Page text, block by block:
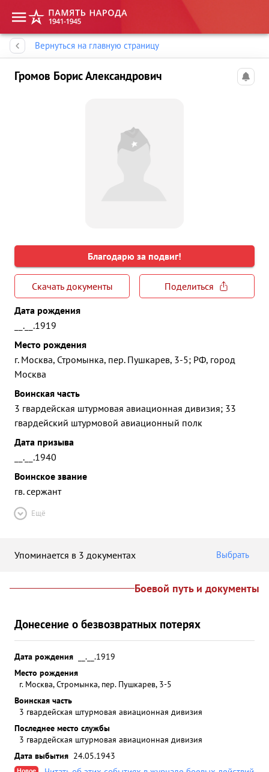
Вернуться на главную страницу
Громов Борис Александрович
Благодарю за подвиг!
Скачать документы
Поделиться
Дата рождения
__.__.1919
Место рождения
г. Москва, Стромынка, пер. Пушкарев, 3-5; РФ, город
Москва
Воинская часть
3 гвардейская штурмовая авиационная дивизия; 33
гвардейский штурмовой авиационный полк
Дата призыва
__.__.1940
Воинское звание
гв. сержант
Ещё
Упоминается в 3 документах Выбрать
Боевой путь и документы
Донесение о безвозвратных потерях
Дата рождения
__.__.1919
Место рождения
г. Москва, Стромынка, пер. Пушкарев, 3-5
Воинская часть
3 гвардейская штурмовая авиационная дивизия
Последнее место службы
3 гвардейская штурмовая авиационная дивизия
Дата выбытия 24.05.1943
Память народа